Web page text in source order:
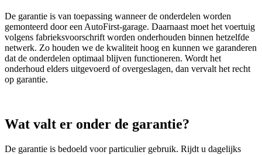
De garantie is van toepassing wanneer de onderdelen worden
gemonteerd door een AutoFirst‑garage. Daarnaast moet het voertuig
volgens fabrieksvoorschrift worden onderhouden binnen hetzelfde
netwerk. Zo houden we de kwaliteit hoog en kunnen we garanderen
dat de onderdelen optimaal blijven functioneren. Wordt het
onderhoud elders uitgevoerd of overgeslagen, dan vervalt het recht
op garantie.
Wat valt er onder de garantie?
De garantie is bedoeld voor particulier gebruik. Rijdt u dagelijks